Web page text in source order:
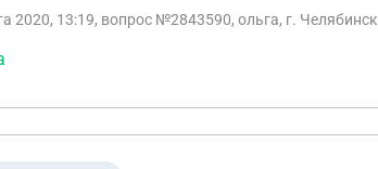
2020, 13:19, вопрос №2843590, ольга, г. Челябинск